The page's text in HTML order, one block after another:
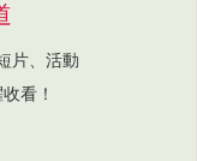
片、活動
看！